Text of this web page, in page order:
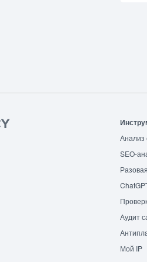
Анализ
SEO-
Аудит
Мой IP